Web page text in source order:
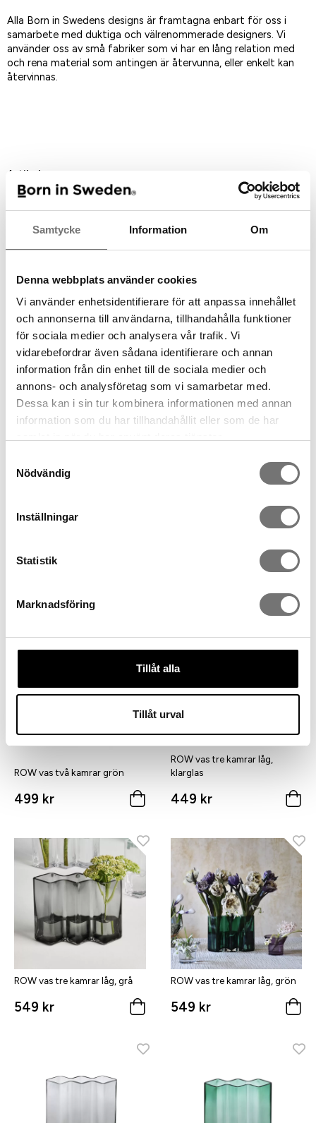
Samtycke Information Om
Denna webbplats använder cookies
Vi använder enhetsidentifierare för att anpassa innehållet
och annonserna till användarna, tillhandahålla funktioner
för sociala medier och analysera vår trafik. Vi
vidarebefordrar även sådana identifierare och annan
information från din enhet till de sociala medier och
annons- och analysföretag som vi samarbetar med.
Dessa kan i sin tur kombinera informationen med annan
information som du har tillhandahållit eller som de har
Nödvändig
Inställningar
Statistik
Marknadsföring
Tillåt alla
Tillåt urval
Alla Born in Swedens designs är framtagna enbart för oss i
samarbete med duktiga och välrenommerade designers. Vi
använder oss av små fabriker som vi har en lång relation med
och rena material som antingen är återvunna, eller enkelt kan
återvinnas.
Artikelnummer:
7340433
Rekommenderade tillbehör till
denna produkt
399 kr
ROW vas två kamrar grön
499 kr
ROW vas tre kamrar låg,
klarglas
449 kr
ROW vas tre kamrar låg, grå
549 kr
ROW vas tre kamrar låg, grön
549 kr